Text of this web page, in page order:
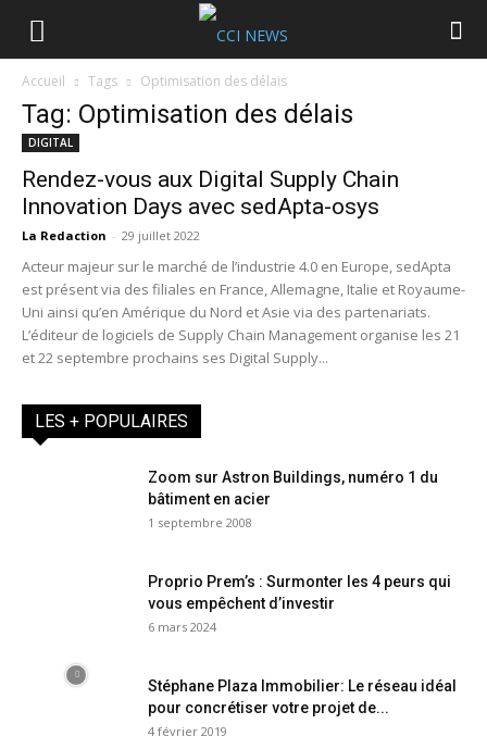
Accueil Tags Optimisation des délais
Tag: Optimisation des délais
DIGITAL
Rendez-vous aux Digital Supply Chain
Innovation Days avec sedApta-osys
La Redaction - 29 juillet 2022
Acteur majeur sur le marché de l’industrie 4.0 en Europe, sedApta
est présent via des filiales en France, Allemagne, Italie et Royaume-
Uni ainsi qu’en Amérique du Nord et Asie via des partenariats.
L’éditeur de logiciels de Supply Chain Management organise les 21
et 22 septembre prochains ses Digital Supply...
LES + POPULAIRES
Zoom sur Astron Buildings, numéro 1 du
bâtiment en acier
1 septembre 2008
Proprio Prem’s : Surmonter les 4 peurs qui
vous empêchent d’investir
6 mars 2024
Stéphane Plaza Immobilier: Le réseau idéal
pour concrétiser votre projet de...
4 février 2019